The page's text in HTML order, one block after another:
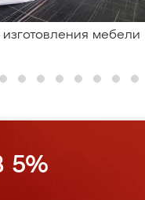
мебели